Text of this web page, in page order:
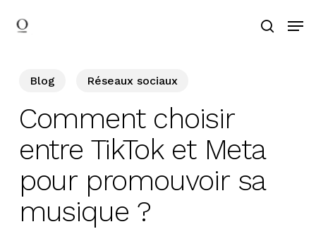
search
Blog Réseaux sociaux
Comment choisir
entre TikTok et Meta
pour promouvoir sa
musique ?